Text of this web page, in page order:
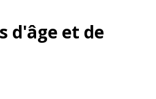
d'âge et de